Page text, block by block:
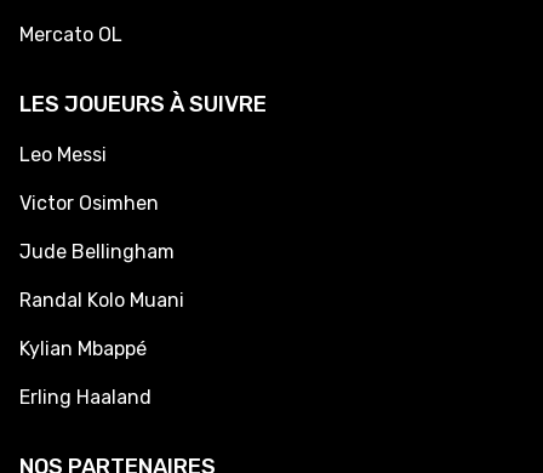
Mercato OL
LES JOUEURS À SUIVRE
Leo Messi
Victor Osimhen
Jude Bellingham
Randal Kolo Muani
Kylian Mbappé
Erling Haaland
NOS PARTENAIRES